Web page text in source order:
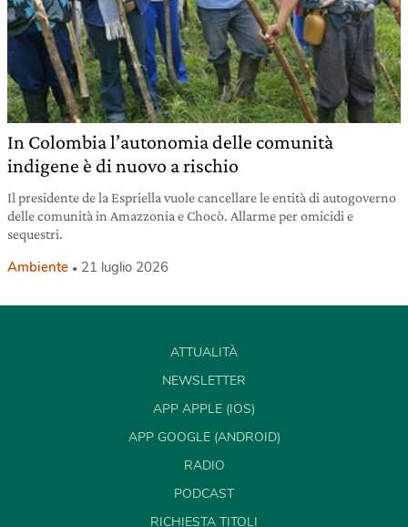
In Colombia l’autonomia delle comunità
indigene è di nuovo a rischio
Il presidente de la Espriella vuole cancellare le entità di autogoverno
delle comunità in Amazzonia e Chocò. Allarme per omicidi e
sequestri.
Ambiente 21 luglio 2026
ATTUALITÀ
NEWSLETTER
APP APPLE (IOS)
APP GOOGLE (ANDROID)
RADIO
PODCAST
RICHIESTA TITOLI